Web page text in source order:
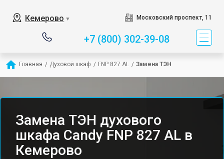
Кемерово ▼ Московский проспект, 11
+7 (800) 302-39-08
Главная / Духовой шкаф / FNP 827 AL / Замена ТЭН
Замена ТЭН духового
шкафа Candy FNP 827 AL в
Кемерово